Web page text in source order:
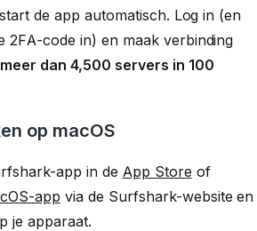
de app automatisch. Log in (en
2FA-code in) en maak verbinding
meer dan 4,500 servers in 100
op macOS
app in de App Store of
app via de Surfshark-website en
je apparaat.